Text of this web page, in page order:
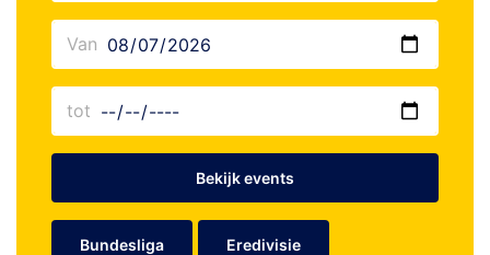
Bekijk events
Bundesliga Eredivisie